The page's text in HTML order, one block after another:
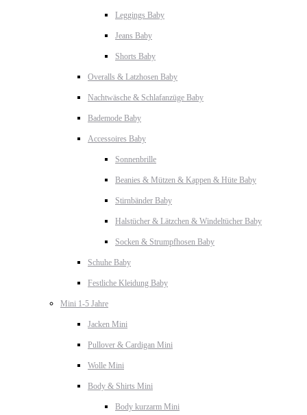
Leggings Baby
Jeans Baby
Shorts Baby
Overalls & Latzhosen Baby
Nachtwäsche & Schlafanzüge Baby
Bademode Baby
Accessoires Baby
Sonnenbrille
Beanies & Mützen & Kappen & Hüte Baby
Stirnbänder Baby
Halstücher & Lätzchen & Windeltücher Baby
Socken & Strumpfhosen Baby
Schuhe Baby
Festliche Kleidung Baby
Mini 1-5 Jahre
Jacken Mini
Pullover & Cardigan Mini
Wolle Mini
Body & Shirts Mini
Body kurzarm Mini